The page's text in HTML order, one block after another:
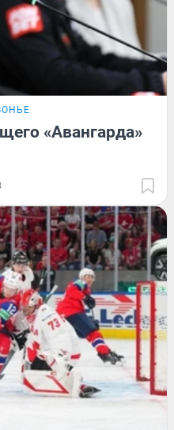
«Авангарда»